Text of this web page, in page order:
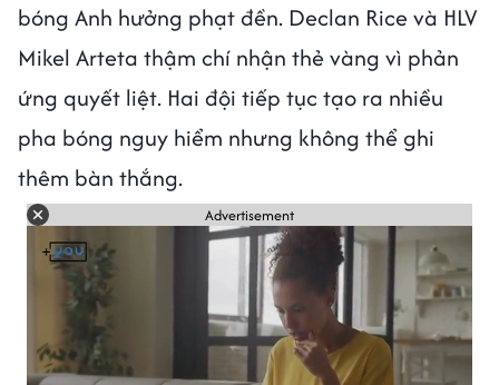
bóng Anh hưởng phạt đền. Declan Rice và HLV
Mikel Arteta thậm chí nhận thẻ vàng vì phản
ứng quyết liệt. Hai đội tiếp tục tạo ra nhiều
pha bóng nguy hiểm nhưng không thể ghi
thêm bàn thắng.
Advertisement